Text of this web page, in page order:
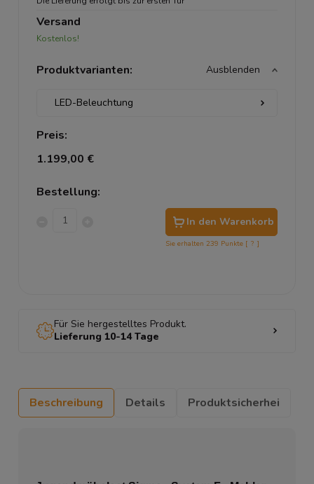
Versand
Kostenlos!
Produktvarianten: Ausblenden
Preis:
1.199,00 €
Bestellung:
In den Warenkorb
Sie erhalten 239 Punkte [ ? ]
Für Sie hergestelltes Produkt.
Lieferung 10-14 Tage
Beschreibung Details Produktsicherhei